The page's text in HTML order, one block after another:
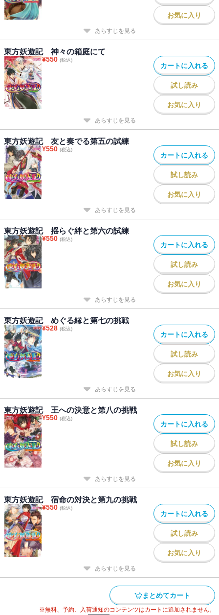
お気に入り
あらすじを見る
東方妖遊記 神々の箱庭にて
¥550 (税込)
カートに入れる
試し読み
お気に入り
あらすじを見る
東方妖遊記 友と奏でる第五の試練
¥550 (税込)
カートに入れる
試し読み
お気に入り
あらすじを見る
東方妖遊記 揺らぐ絆と第六の試練
¥550 (税込)
カートに入れる
試し読み
お気に入り
あらすじを見る
東方妖遊記 めぐる縁と第七の挑戦
¥528 (税込)
カートに入れる
試し読み
お気に入り
あらすじを見る
東方妖遊記 王への決意と第八の挑戦
¥550 (税込)
カートに入れる
試し読み
お気に入り
あらすじを見る
東方妖遊記 宿命の対決と第九の挑戦
¥550 (税込)
カートに入れる
試し読み
お気に入り
あらすじを見る
まとめてカート
※無料、予約、入荷通知のコンテンツはカートに追加されません。